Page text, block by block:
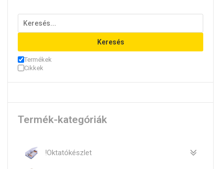
Keresés
Termékek
Cikkek
Termék-kategóriák
!Oktatókészlet